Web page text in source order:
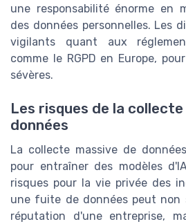
une responsabilité énorme en
des données personnelles. Les
vigilants quant aux
comme le RGPD en Europe,
sévères.
Les risques de la
données
La collecte massive de
pour entraîner des modèles
risques pour la vie privée des
une fuite de données peut non
réputation d'une entreprise,